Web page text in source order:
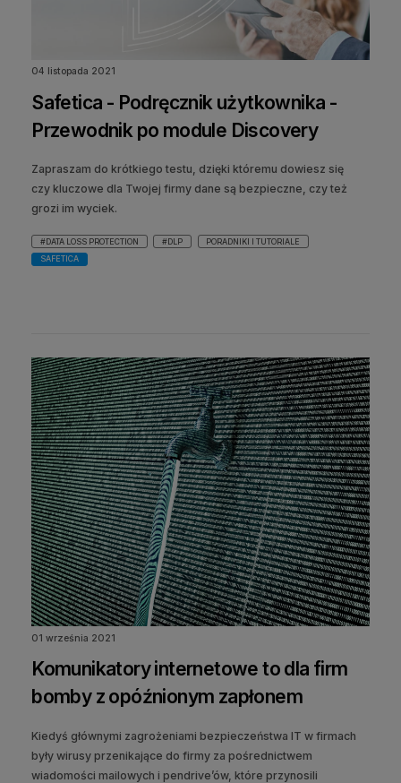
04 listopada 2021
Safetica - Podręcznik użytkownika -
Przewodnik po module Discovery
Zapraszam do krótkiego testu, dzięki któremu dowiesz się
czy kluczowe dla Twojej firmy dane są bezpieczne, czy też
grozi im wyciek.
#DATA LOSS PROTECTION #DLP
PORADNIKI I TUTORIALE
SAFETICA
01 września 2021
Komunikatory internetowe to dla firm
bomby z opóźnionym zapłonem
Kiedyś głównymi zagrożeniami bezpieczeństwa IT w firmach
były wirusy przenikające do firmy za pośrednictwem
wiadomości mailowych i pendrive’ów, które przynosili